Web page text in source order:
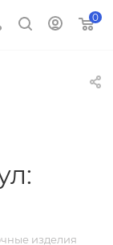
0
изделия